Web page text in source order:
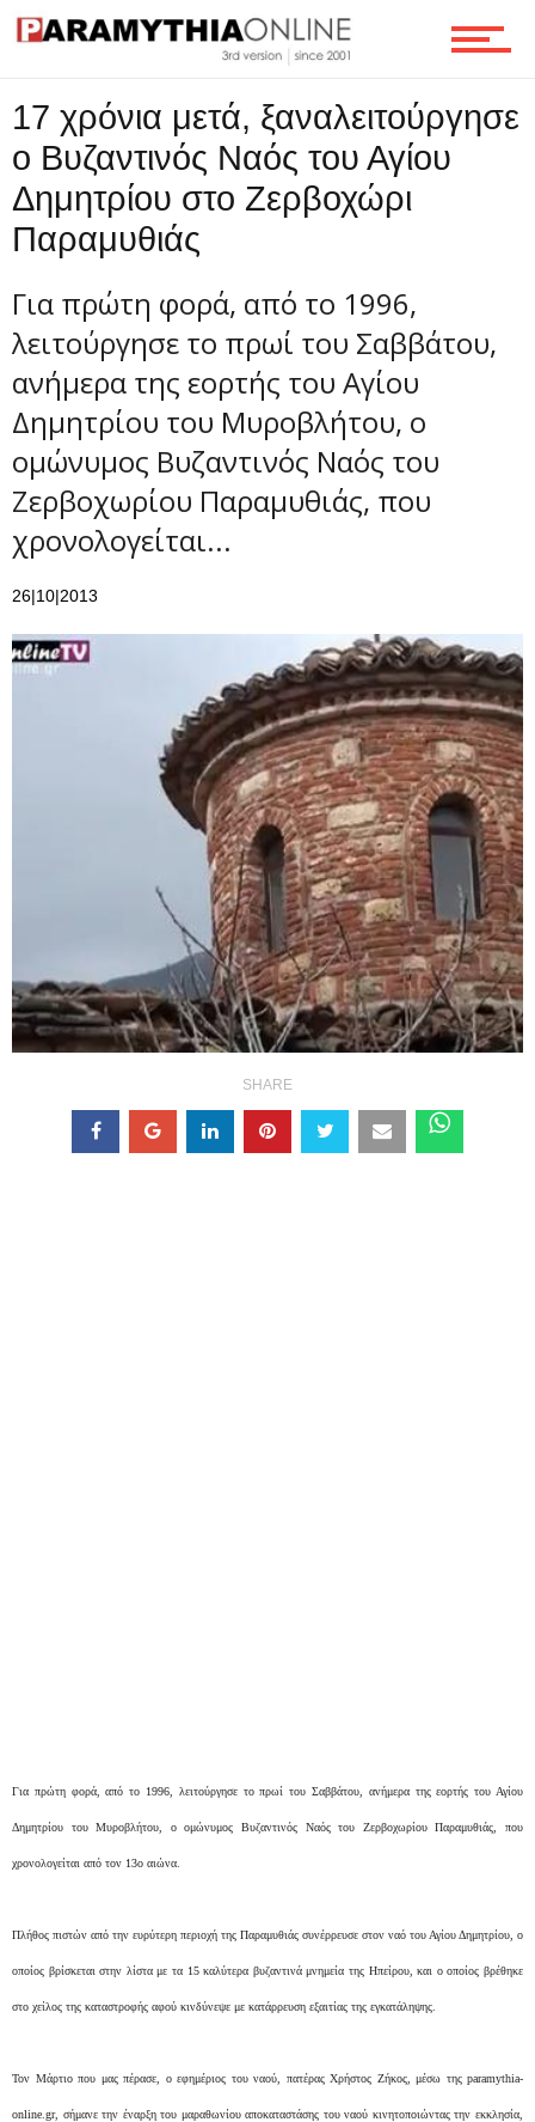
Επικοινωνία
17 χρόνια μετά, ξαναλειτούργησε
ο Βυζαντινός Ναός του Αγίου
Δημητρίου στο Ζερβοχώρι
Παραμυθιάς
Για πρώτη φορά, από το 1996,
λειτούργησε το πρωί του Σαββάτου,
ανήμερα της εορτής του Αγίου
Δημητρίου του Μυροβλήτου, ο
ομώνυμος Βυζαντινός Ναός του
Ζερβοχωρίου Παραμυθιάς, που
χρονολογείται...
26|10|2013
SHARE
Για πρώτη φορά, από το 1996, λειτούργησε το πρωί του Σαββάτου, ανήμερα της εορτής του Αγίου
Δημητρίου του Μυροβλήτου, ο ομώνυμος Βυζαντινός Ναός του Ζερβοχωρίου Παραμυθιάς, που
χρονολογείται από τον 13ο αιώνα.
Πλήθος πιστών από την ευρύτερη περιοχή της Παραμυθιάς συνέρρευσε στον ναό του Αγίου Δημητρίου, ο
οποίος βρίσκεται στην λίστα με τα 15 καλύτερα βυζαντινά μνημεία της Ηπείρου, και ο οποίος βρέθηκε
στο χείλος της καταστροφής αφού κινδύνεψε με κατάρρευση εξαιτίας της εγκατάληψης.
Τον Μάρτιο που μας πέρασε, ο εφημέριος του ναού, πατέρας Χρήστος Ζήκος, μέσω της paramythia-
online.gr, σήμανε την έναρξη του μαραθωνίου αποκαταστάσης του ναού κινητοποιώντας την εκκλησία,